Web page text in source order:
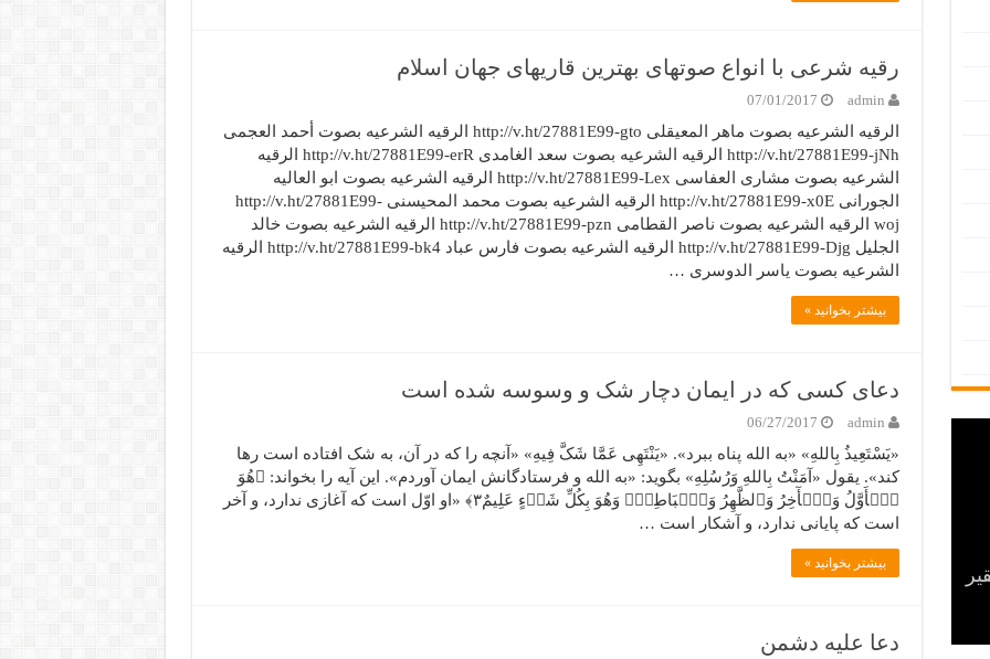
رقیه شرعی با انواع صوتهای بهترین قاریهای جهان اسلام
admin
07/01/2017
الرقیه الشرعیه بصوت ماهر المعیقلی http://v.ht/27881E99-gto الرقیه الشرعیه بصوت أحمد العجمی
http://v.ht/27881E99-jNh الرقیه الشرعیه بصوت سعد الغامدی http://v.ht/27881E99-erR الرقیه
الشرعیه بصوت مشاری العفاسی http://v.ht/27881E99-Lex الرقیه الشرعیه بصوت ابو العالیه
الجورانی http://v.ht/27881E99-x0E الرقیه الشرعیه بصوت محمد المحیسنی http://v.ht/27881E99-
woj الرقیه الشرعیه بصوت ناصر القطامی http://v.ht/27881E99-pzn الرقیه الشرعیه بصوت خالد
الجلیل http://v.ht/27881E99-Djg الرقیه الشرعیه بصوت فارس عباد http://v.ht/27881E99-bk4 الرقیه
الشرعیه بصوت یاسر الدوسری …
بیشتر بخوانید »
دعای کسی که در ایمان دچار شک و وسوسه شده است
admin
06/27/2017
«یَسْتَعِیذُ بِاللهِ» «به الله پناه ببرد». «یَنْتَهِی عَمَّا شَکَّ فِیهِ» «آنچه را که در آن، به شک افتاده است رها
کند». یقول «آمَنْتُ بِاللهِ وَرُسُلِهِ» بگوید: «به الله و فرستادگانش ایمان آوردم». این آیه را بخواند: ﴿هُوَ
ٱلۡأَوَّلُ وَٱلۡأٓخِرُ وَٱلظَّهِرُ وَٱلۡبَاطِنُۖ وَهُوَ بِکُلِّ شَیۡءٍ عَلِیمٌ٣﴾ «او اوّل است که آغازى ندارد، و آخر
است که پایانى ندارد، و آشکار است …
بیشتر بخوانید »
دعا علیه دشمن